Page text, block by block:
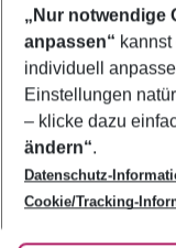
Footer
Footer navigation
Über uns
AGB
Bestpreisgarantie
Cookie-
Cookie-Richtlinie
Agenturbetreuung
Barrierefreies Reisen
Folge uns
„Nur notwendige
anpassen“
individuell
Einstellungen
– klicke dazu
ändern“.
Datenschutz-
Cookie/Tracking-